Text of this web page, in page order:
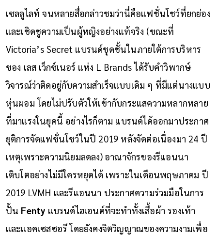
เซลลูไลท์ จนหลายสื่อกล่าวชมว่านี่คือแฟชั่นโชว์ที่ยกย่อง
และเชิดชูความเป็นผู้หญิงอย่างแท้จริง (ขณะที่
Victoria’s Secret แบรนด์ชุดชั้นในภายใต้การบริหาร
ของ เลส เว็กซ์เนอร์ แห่ง L Brands ได้รับคำวิพากษ์
วิจารณ์ว่าติดอยู่กับความสำเร็จแบบเดิม ๆ ที่มีแต่นางแบบ
หุ่นผอม โดยไม่ปรับตัวให้เข้ากับกระแสความหลากหลาย
ที่มาแรงในยุคนี้ อย่างไรก็ตาม แบรนด์ได้ออกมาประกาศ
ยุติการจัดแฟชั่นโชว์ในปี 2019 หลังจัดต่อเนื่องมา 24 ปี
เหตุเพราะความนิยมลดลง) อาณาจักรของรีแอนนา
เติบโตอย่างไม่มีใครหยุดได้ เพราะในเดือนพฤษภาคม ปี
2019 LVMH และรีแอนนา ประกาศความร่วมมือในการ
ปั้น Fenty แบรนด์ไฮเอนด์ที่จะทำทั้งเสื้อผ้า รองเท้า
และแอคเซสซอรีโดยยังคงจิตวิญญาณของความงามเพื่อ